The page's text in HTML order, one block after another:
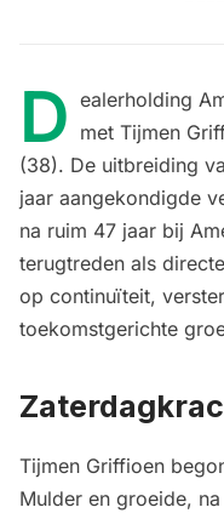
D ealerholding
met Tijmen
(38). De uitbreiding
jaar aangekondigde
na ruim 47 jaar bij
terugtreden als
op continuïteit,
toekomstgerichte
Tijmen Griffioen
Mulder en groeide,